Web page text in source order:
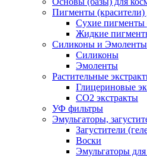
Пигменты (красители)
Сухие пигменты
Жидкие
Силиконы и Эмоленты
Силиконы
Эмоленты
Растительные
Глицериновые
СО2 экстракты
УФ фильтры
Эмульгаторы,
Загустители
Воски
Эмульгаторы